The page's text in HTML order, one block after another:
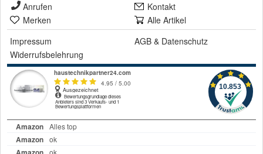
Anrufen
Kontakt
Merken
Alle Artikel
Impressum
AGB & Datenschutz
Widerrufsbelehrung